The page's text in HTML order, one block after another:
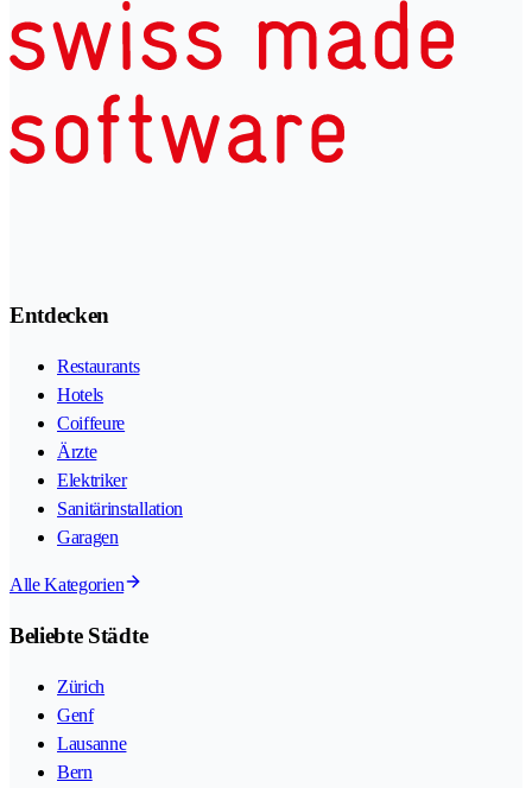
Entdecken
Restaurants
Hotels
Coiffeure
Ärzte
Elektriker
Sanitärinstallation
Garagen
Alle Kategorien
Beliebte Städte
Zürich
Genf
Lausanne
Bern